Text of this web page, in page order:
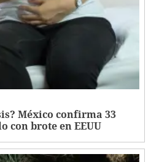
México confirma 33
con brote en EEUU